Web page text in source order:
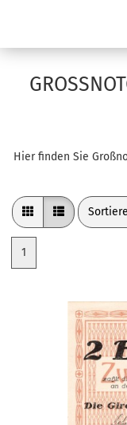
Hier finden Sie
1